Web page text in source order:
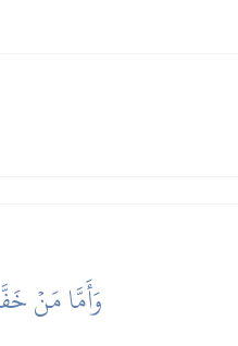
وَأَمَّا مَنۡ